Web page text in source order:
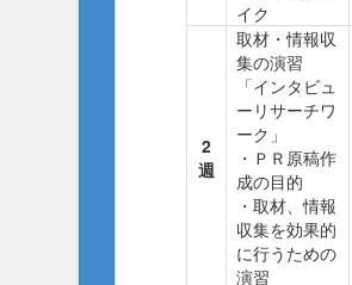
イク
2
週
取材・情報収
集の演習
「インタビュ
ーリサーチワ
ーク」
・ＰＲ原稿作
成の目的
・取材、情報
収集を効果的
に行うための
演習